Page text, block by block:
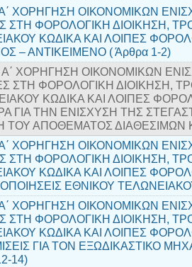
ΧΟΡΗΓΗΣΗ ΟΙΚΟΝΟΜΙΚΩΝ
ΣΤΗ ΦΟΡΟΛΟΓΙΚΗ ΔΙΟΙΚΗΣΗ,
ΚΩΔΙΚΑ ΚΑΙ ΛΟΙΠΕΣ
– ΑΝΤΙΚΕΙΜΕΝΟ ( Άρθρα 1-2)
ΧΟΡΗΓΗΣΗ ΟΙΚΟΝΟΜΙΚΩΝ
ΣΤΗ ΦΟΡΟΛΟΓΙΚΗ ΔΙΟΙΚΗΣΗ,
ΚΩΔΙΚΑ ΚΑΙ ΛΟΙΠΕΣ
ΓΙΑ ΤΗΝ ΕΝΙΣΧΥΣΗ ΤΗΣ
ΤΟΥ ΑΠΟΘΕΜΑΤΟΣ ΔΙΑΘΕΣΙΜΩΝ
ΧΟΡΗΓΗΣΗ ΟΙΚΟΝΟΜΙΚΩΝ
ΣΤΗ ΦΟΡΟΛΟΓΙΚΗ ΔΙΟΙΚΗΣΗ,
ΚΩΔΙΚΑ ΚΑΙ ΛΟΙΠΕΣ
ΕΘΝΙΚΟΥ
ΧΟΡΗΓΗΣΗ ΟΙΚΟΝΟΜΙΚΩΝ
ΣΤΗ ΦΟΡΟΛΟΓΙΚΗ ΔΙΟΙΚΗΣΗ,
ΚΩΔΙΚΑ ΚΑΙ ΛΟΙΠΕΣ
ΓΙΑ ΤΟΝ ΕΞΩΔΙΚΑΣΤΙΚΟ
14)